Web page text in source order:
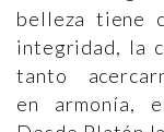
belleza tiene
integridad, la
tanto
en armonía,